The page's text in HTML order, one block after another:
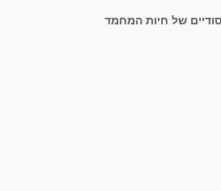
של חיות המחמד